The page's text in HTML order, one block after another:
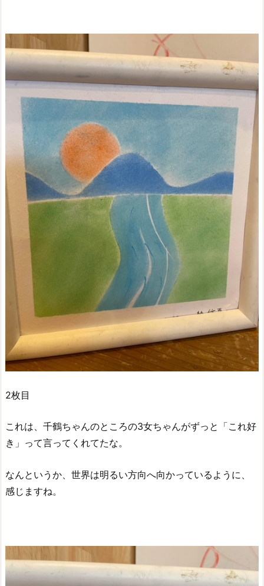
2枚目
これは、千鶴ちゃんのところの3女ちゃんがずっと「これ好
き」って言ってくれてたな。
なんというか、世界は明るい方向へ向かっているように、
感じますね。